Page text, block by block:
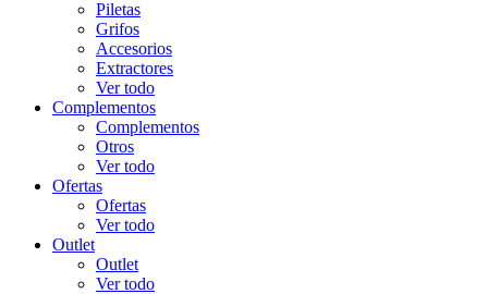
Piletas
Grifos
Accesorios
Extractores
Ver todo
Complementos
Complementos
Otros
Ver todo
Ofertas
Ofertas
Ver todo
Outlet
Outlet
Ver todo